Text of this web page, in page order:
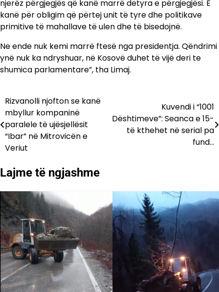
njerëz përgjegjës që kanë marrë detyra e përgjegjësi. E
kanë për obligim që përtej unit të tyre dhe politikave
primitive të mahallave të ulen dhe të bisedojnë.
Ne ende nuk kemi marrë ftesë nga presidentja. Qëndrimi
ynë nuk ka ndryshuar, në Kosovë duhet të vijë deri te
shumica parlamentare”, tha Limaj.
Lëvizje
te
postimet
Rizvanolli njofton se kanë
mbyllur kompaninë
paralele të ujësjellësit
“Ibar” në Mitrovicën e
Veriut
Kuvendi i “1001
Dështimeve”: Seanca e 15-
të kthehet në serial pa
fund…
Lajme të ngjashme